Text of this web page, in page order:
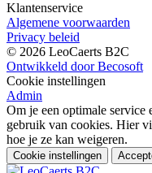
Klantenservice
Algemene voorwaarden
Privacy beleid
© 2026 LeoCaerts B2C
Ontwikkeld door Becosoft
Cookie instellingen
Admin
Om je een optimale
gebruik van cookies. Hier
hoe je ze kan weigeren.
Cookie instellingen